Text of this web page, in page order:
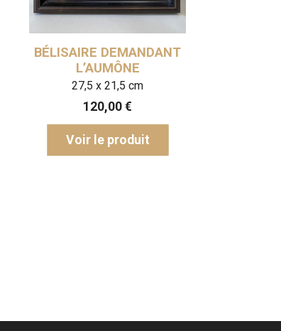
BÉLISAIRE DEMANDANT
L’AUMÔNE
27,5 x 21,5 cm
120,00€
Voir le produit